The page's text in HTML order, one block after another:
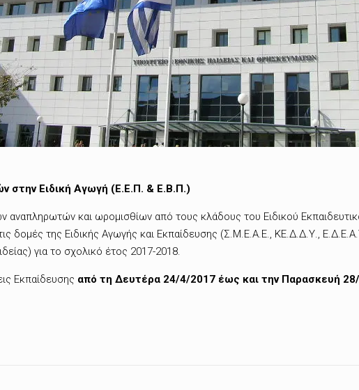
στην Ειδική Αγωγή (Ε.Ε.Π. & Ε.Β.Π.)
και ωρομισθίων από τους κλάδους του Ειδικού
δομές της Ειδικής Αγωγής και Εκπαίδευσης (Σ.Μ.Ε.Α.Ε., ΚΕ.Δ.Δ.Υ.,
για το σχολικό έτος 2017-2018.
Εκπαίδευσης από τη Δευτέρα 24/4/2017 έως και την Παρασκευή